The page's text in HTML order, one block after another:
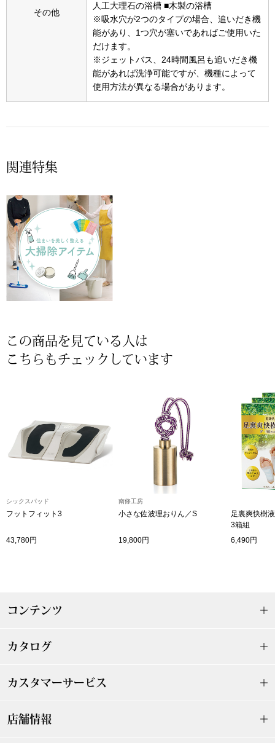
集
ビー
ク
その他
財布／小物
財布／コイン
ファッション
マフラー／ス
その他
人工大理石の浴槽 ■木製の浴槽
※吸水穴が2つのタイプの場合、追いだき機
能があり、1つ穴が塞いであればご使用いた
だけます。
※ジェットバス、24時間風呂も追いだき機
能があれば洗浄可能ですが、機種によって
使用方法が異なる場合があります。
関連特集
この商品を見ている人は
こちらもチェックしています
シックスパッド
フットフィット3
43,780円
南條工房
小さな佐波理おりん／S
19,800円
足裏爽快樹
3箱組
6,490円
コンテンツ
カタログ
カスタマーサービス
店舗情報